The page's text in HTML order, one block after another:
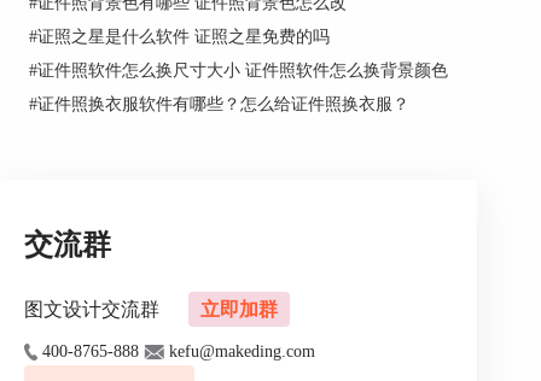
很多小伙伴在领证前想自己再精修一下或者单纯想
和哪个喜欢的明星p一张假结婚照娱乐一下，这就
需要我们借助一些图片处理软件来实现。
1、结婚登记照APP
的需求。
#证照之星是什么软件 证照之星免费的吗
#证件照软件怎么换尺寸大小 证件照软件怎么换背景颜色
#证件照换衣服软件有哪些？怎么给证件照换衣服？
交流群
图文设计交流群 立即加群
400-8765-888 kefu@makeding.com